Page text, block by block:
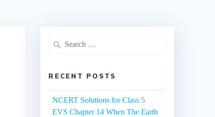
Search
RECENT POSTS
NCERT Solutions for Class 5
EVS Chapter 14 When The Earth